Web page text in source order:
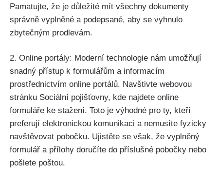
Pamatujte, že je důležité mít všechny dokumenty
správně vyplněné a podepsané, aby se vyhnulo
zbytečným prodlevám.
2. Online portály: Moderní technologie nám umožňují
snadný přístup k formulářům a informacím
prostřednictvím online portálů. Navštivte webovou
stránku Sociální pojišťovny, kde najdete online
formuláře ke stažení. Toto je výhodné pro ty, kteří
preferují elektronickou komunikaci a nemusíte fyzicky
navštěvovat pobočku. Ujistěte se však, že vyplněný
formulář a přílohy doručíte do příslušné pobočky nebo
pošlete poštou.